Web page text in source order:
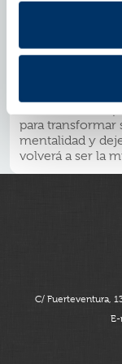
sino que
lo aprendido y
cualquier área
tiende un
para transformar
mentalidad y
volverá a ser la
C/ Fuerteventura,